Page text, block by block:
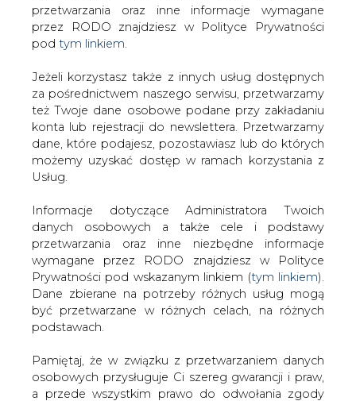
WŁĄCZ CIRE.TV
przetwarzania oraz inne informacje wymagane
przez RODO znajdziesz w Polityce Prywatności
pod tym linkiem.
Jeżeli korzystasz także z innych usług dostępnych
za pośrednictwem naszego serwisu, przetwarzamy
też Twoje dane osobowe podane przy zakładaniu
konta lub rejestracji do newslettera. Przetwarzamy
dane, które podajesz, pozostawiasz lub do których
możemy uzyskać dostęp w ramach korzystania z
Usług.
Informacje dotyczące Administratora Twoich
danych osobowych a także cele i podstawy
przetwarzania oraz inne niezbędne informacje
wymagane przez RODO znajdziesz w Polityce
Prywatności pod wskazanym linkiem (tym linkiem).
Dane zbierane na potrzeby różnych usług mogą
być przetwarzane w różnych celach, na różnych
podstawach.
Pamiętaj, że w związku z przetwarzaniem danych
osobowych przysługuje Ci szereg gwarancji i praw,
a przede wszystkim prawo do odwołania zgody
Strona główna / ZIELONA GOSPODARKA / Dużo
chętnych na wiatraki
2007-08-22 00:00
skomentuj
udostępnij
Dużo chętnych na wiatraki